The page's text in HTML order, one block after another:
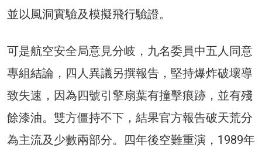
並以風洞實驗及模擬飛行驗證。
可是航空安全局意見分岐，九名委員中五人同意
專組結論，四人異議另撰報告，堅持爆炸破壞導
致失速，因為四號引擎扇葉有撞擊痕跡，並有殘
餘漆油。雙方僵持不下，結果官方報告破天荒分
為主流及少數兩部分。四年後空難重演，1989年